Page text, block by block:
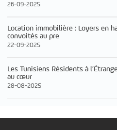
26-09-2025
Location immobilière : Loyers en
convoités au pre
22-09-2025
Les Tunisiens Résidents à
au cœur
28-08-2025